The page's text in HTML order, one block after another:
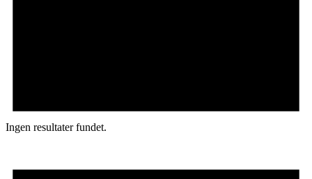
Ingen resultater fundet.